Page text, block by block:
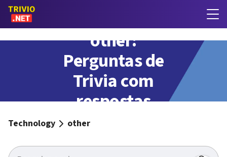
other:
Perguntas de
Trivia com
respostas
Technology other